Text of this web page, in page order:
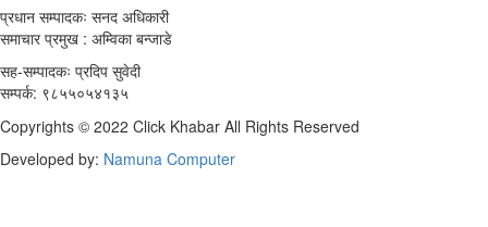
प्रधान सम्पादकः सनद अधिकारी
समाचार प्रमुख : अम्विका बन्जाडे
सह-सम्पादकः प्रदिप सुवेदी
सम्पर्क: ९८५५०५४१३५
Copyrights © 2022 Click Khabar All Rights Reserved
Developed by: Namuna Computer